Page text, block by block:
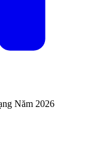
Năm 2026